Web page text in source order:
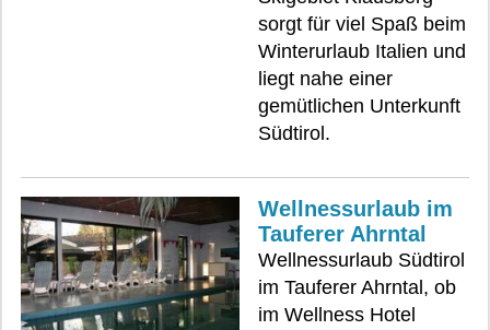
sorgt für viel Spaß beim
Winterurlaub Italien und
liegt nahe einer
gemütlichen Unterkunft
Südtirol.
Wellnessurlaub im
Tauferer Ahrntal
Wellnessurlaub Südtirol
im Tauferer Ahrntal, ob
im Wellness Hotel